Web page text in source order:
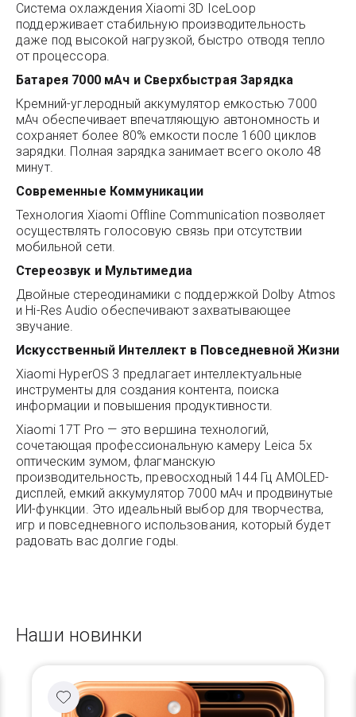
Система охлаждения Xiaomi 3D IceLoop
поддерживает стабильную производительность
даже под высокой нагрузкой, быстро отводя тепло
от процессора.
Батарея 7000 мАч и Сверхбыстрая Зарядка
Кремний-углеродный аккумулятор емкостью 7000
мАч обеспечивает впечатляющую автономность и
сохраняет более 80% емкости после 1600 циклов
зарядки. Полная зарядка занимает всего около 48
минут.
Современные Коммуникации
Технология Xiaomi Offline Communication позволяет
осуществлять голосовую связь при отсутствии
мобильной сети.
Стереозвук и Мультимедиа
Двойные стереодинамики с поддержкой Dolby Atmos
и Hi-Res Audio обеспечивают захватывающее
звучание.
Искусственный Интеллект в Повседневной Жизни
Xiaomi HyperOS 3 предлагает интеллектуальные
инструменты для создания контента, поиска
информации и повышения продуктивности.
Xiaomi 17T Pro — это вершина технологий,
сочетающая профессиональную камеру Leica 5x
оптическим зумом, флагманскую
производительность, превосходный 144 Гц AMOLED-
дисплей, емкий аккумулятор 7000 мАч и продвинутые
ИИ-функции. Это идеальный выбор для творчества,
игр и повседневного использования, который будет
радовать вас долгие годы.
Наши новинки